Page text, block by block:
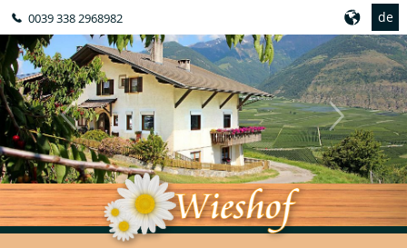
0039 338 2968982 de